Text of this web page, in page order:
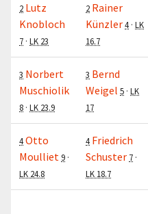
2 Lutz
Knobloch
7 · LK 23
2 Rainer
Künzler4 · LK
16.7
3 Norbert
Muschiolik
8 · LK 23.9
3 Bernd
Weigel 5 · LK
17
4Otto
Moulliet9 ·
LK 24.8
4 Friedrich
Schuster 7 ·
LK 18.7